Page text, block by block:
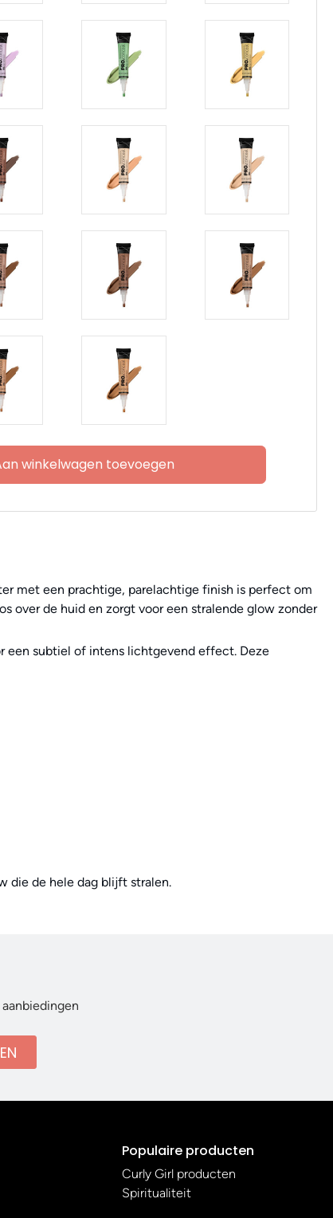
winkelwagen toevoegen
met een prachtige, parelachtige finish is perfect om
over de huid en zorgt voor een stralende glow zonder
een subtiel of intens lichtgevend effect. Deze
die de hele dag blijft stralen.
Populaire producten
Curly Girl producten
Spiritualiteit